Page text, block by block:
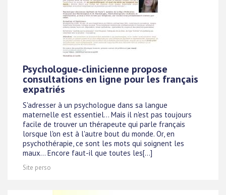
Psychologue-clinicienne propose
consultations en ligne pour les français
expatriés
S'adresser à un psychologue dans sa langue
maternelle est essentiel... Mais il n'est pas toujours
facile de trouver un thérapeute qui parle français
lorsque l'on est à l'autre bout du monde. Or, en
psychothérapie, ce sont les mots qui soignent les
maux... Encore faut-il que toutes les[...]
Site perso